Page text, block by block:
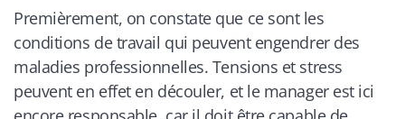
Premièrement, on constate que ce sont les
conditions de travail qui peuvent engendrer des
maladies professionnelles. Tensions et stress
peuvent en effet en découler, et le manager est ici